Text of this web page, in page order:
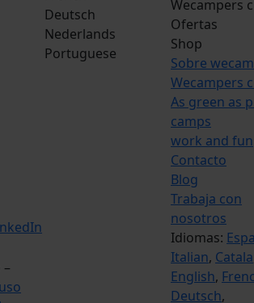
Deutsch
Nederlands
Portuguese
Wecampers
Ofertas
Shop
Sobre
Wecampers
As green as
camps
work and fun
Contacto
Blog
Trabaja con
nosotros
Idiomas:
Italian, Catala
English,
Deutsch,